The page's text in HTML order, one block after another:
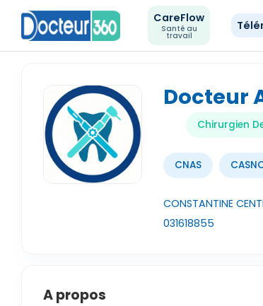
CareFlow
Santé au
travail
Docteur
Chirurgien
CNAS
CONSTANTINE
031618855
A propos